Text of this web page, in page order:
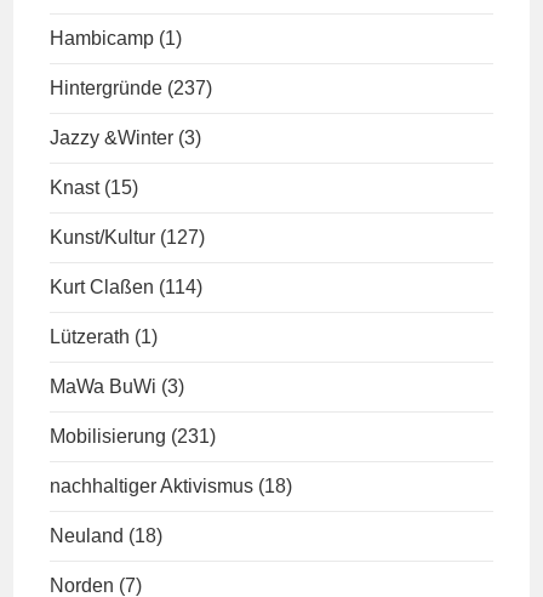
Hambicamp (1)
Hintergründe (237)
Jazzy &Winter (3)
Knast (15)
Kunst/Kultur (127)
Kurt Claßen (114)
Lützerath (1)
MaWa BuWi (3)
Mobilisierung (231)
nachhaltiger Aktivismus (18)
Neuland (18)
Norden (7)